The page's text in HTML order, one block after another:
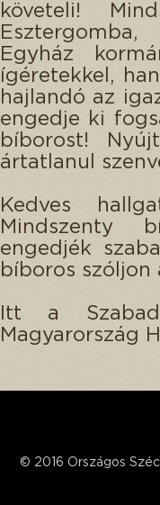
követeli!
Egyház
ígéretekkel,
hajlandó az
engedje ki
bíborost!
ártatlanul
Kedves
Mindszenty
engedjék
bíboros szóljon
Itt a
Magyarország
© 2016 Országos